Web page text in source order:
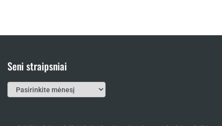
Seni straipsniai
Seni
straipsniai